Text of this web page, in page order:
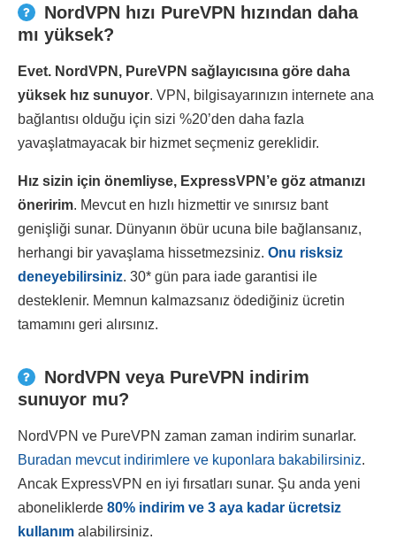
NordVPN hızı PureVPN hızından daha
mı yüksek?
Evet. NordVPN, PureVPN sağlayıcısına göre daha
yüksek hız sunuyor. VPN, bilgisayarınızın internete ana
bağlantısı olduğu için sizi %20’den daha fazla
yavaşlatmayacak bir hizmet seçmeniz gereklidir.
Hız sizin için önemliyse, ExpressVPN’e göz atmanızı
öneririm. Mevcut en hızlı hizmettir ve sınırsız bant
genişliği sunar. Dünyanın öbür ucuna bile bağlansanız,
herhangi bir yavaşlama hissetmezsiniz. Onu risksiz
deneyebilirsiniz. 30* gün para iade garantisi ile
desteklenir. Memnun kalmazsanız ödediğiniz ücretin
tamamını geri alırsınız.
NordVPN veya PureVPN indirim
sunuyor mu?
NordVPN ve PureVPN zaman zaman indirim sunarlar.
Buradan mevcut indirimlere ve kuponlara bakabilirsiniz.
Ancak ExpressVPN en iyi fırsatları sunar. Şu anda yeni
aboneliklerde 80% indirim ve 3 aya kadar ücretsiz
kullanım alabilirsiniz.